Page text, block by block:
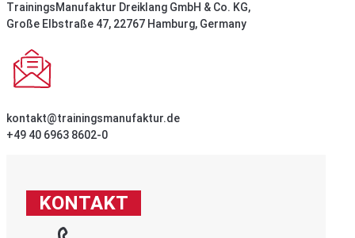
TrainingsManufaktur Dreiklang GmbH & Co. KG,
Große Elbstraße 47, 22767 Hamburg, Germany
kontakt@trainingsmanufaktur.de
+49 40 6963 8602-0
KONTAKT